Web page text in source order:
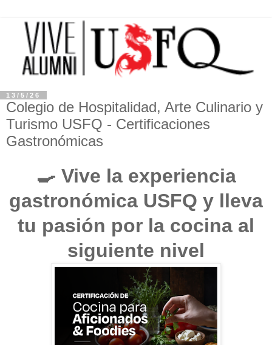
13/5/26
Colegio de Hospitalidad, Arte Culinario y
Turismo USFQ - Certificaciones
Gastronómicas
🍳 Vive la experiencia
gastronómica USFQ y lleva
tu pasión por la cocina al
siguiente nivel